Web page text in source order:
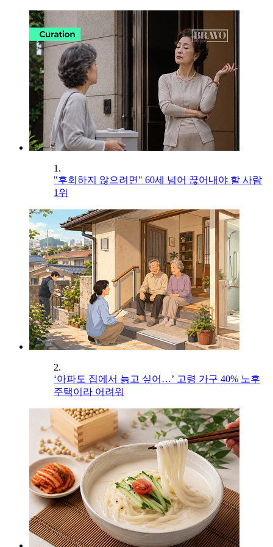
1.
"후회하지 않으려면" 60세 넘어 끊어내야 할 사람
1위
2.
‘아파도 집에서 늙고 싶어…’ 고령 가구 40% 노후
주택이라 어려워